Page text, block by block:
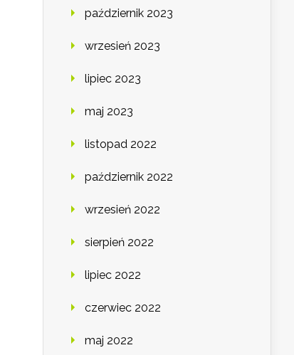
październik 2023
wrzesień 2023
lipiec 2023
maj 2023
listopad 2022
październik 2022
wrzesień 2022
sierpień 2022
lipiec 2022
czerwiec 2022
maj 2022